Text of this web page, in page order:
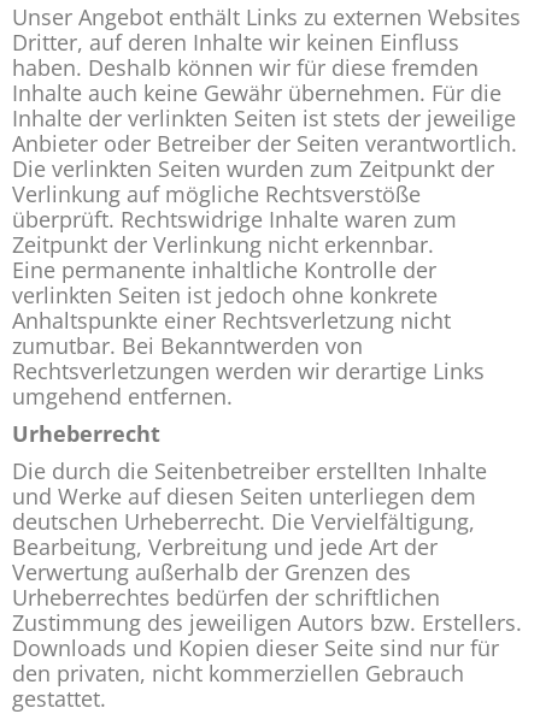
Unser Angebot enthält Links zu externen Websites
Dritter, auf deren Inhalte wir keinen Einfluss
haben. Deshalb können wir für diese fremden
Inhalte auch keine Gewähr übernehmen. Für die
Inhalte der verlinkten Seiten ist stets der jeweilige
Anbieter oder Betreiber der Seiten verantwortlich.
Die verlinkten Seiten wurden zum Zeitpunkt der
Verlinkung auf mögliche Rechtsverstöße
überprüft. Rechtswidrige Inhalte waren zum
Zeitpunkt der Verlinkung nicht erkennbar.
Eine permanente inhaltliche Kontrolle der
verlinkten Seiten ist jedoch ohne konkrete
Anhaltspunkte einer Rechtsverletzung nicht
zumutbar. Bei Bekanntwerden von
Rechtsverletzungen werden wir derartige Links
umgehend entfernen.
Urheberrecht
Die durch die Seitenbetreiber erstellten Inhalte
und Werke auf diesen Seiten unterliegen dem
deutschen Urheberrecht. Die Vervielfältigung,
Bearbeitung, Verbreitung und jede Art der
Verwertung außerhalb der Grenzen des
Urheberrechtes bedürfen der schriftlichen
Zustimmung des jeweiligen Autors bzw. Erstellers.
Downloads und Kopien dieser Seite sind nur für
den privaten, nicht kommerziellen Gebrauch
gestattet.